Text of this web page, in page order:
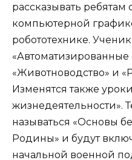
рассказывать ребятам
компьютерной
робототехнике.
«Автоматизированные
«Животноводство» и
Изменятся также
жизнедеятельности».
называться «Основы
Родины» и будут
начальной военной